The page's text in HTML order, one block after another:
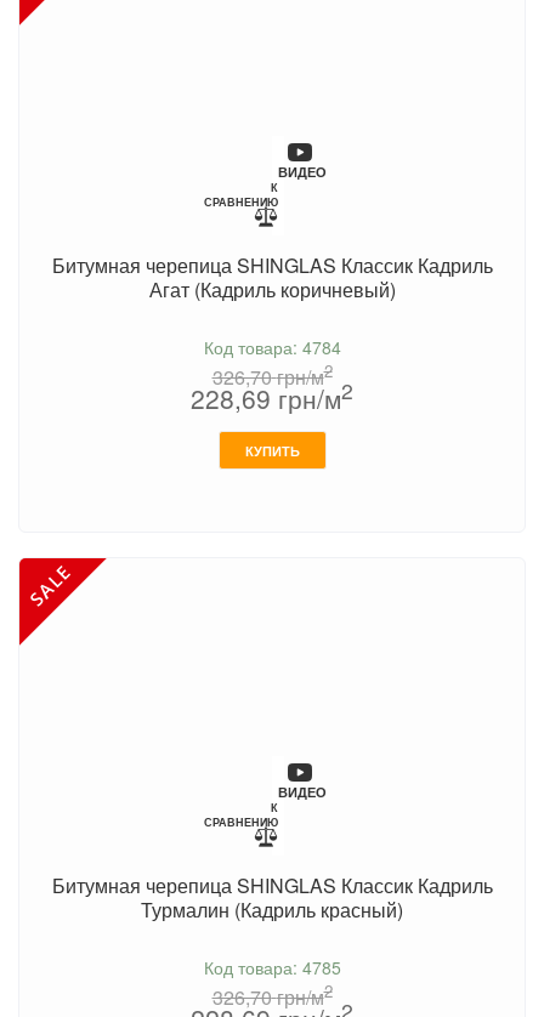
ВИДЕО
К
СРАВНЕНИЮ
Битумная черепица SHINGLAS Классик Кадриль
Агат (Кадриль коричневый)
Код товара: 4784
326,70грн/м2
228,69 грн/м2
КУПИТЬ
ВИДЕО
К
СРАВНЕНИЮ
Битумная черепица SHINGLAS Классик Кадриль
Турмалин (Кадриль красный)
Код товара: 4785
326,70грн/м2
2